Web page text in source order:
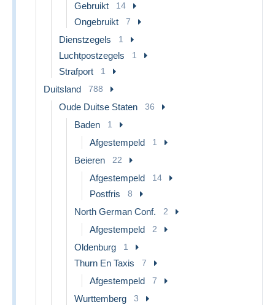
Gebruikt 14
Ongebruikt 7
Dienstzegels 1
Luchtpostzegels 1
Strafport 1
Duitsland 788
Oude Duitse Staten 36
Baden 1
Afgestempeld 1
Beieren 22
Afgestempeld 14
Postfris 8
North German Conf. 2
Afgestempeld 2
Oldenburg 1
Thurn En Taxis 7
Afgestempeld 7
Wurttemberg 3